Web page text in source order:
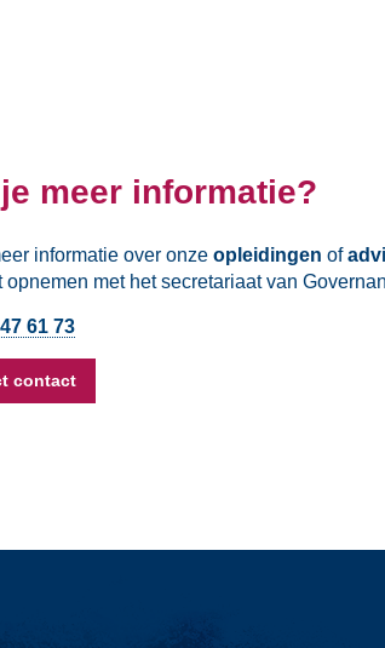
meer informatie?
informatie over onze opleidingen of
opnemen met het secretariaat van
61 73
contact